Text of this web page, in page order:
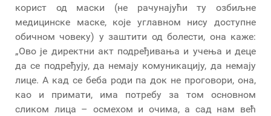
корист од маски (не рачунајући ту озбиљне
медицинске маске, које углавном нису доступне
обичном човеку) у заштити од болести, она каже:
„Ово је директни акт подређивања и учења и деце
да се подређују, да немају комуникацију, да немају
лице. А кад се беба роди па док не проговори, она,
као и примати, има потребу за том основном
сликом лица – осмехом и очима, а сад нам већ